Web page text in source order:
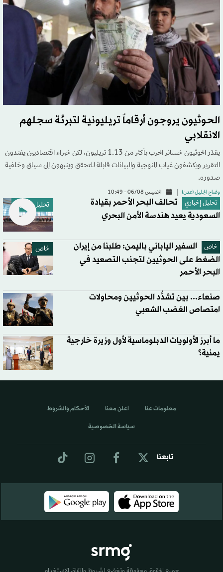
الحوثيون يروجون أرقاماً تريليونية لتبرئة سجلهم
الانقلابي
يقدّر الحوثيون خسائر الحرب بأكثر من 1.13 تريليون، لكن خبراء اقتصاديين يفندون
التقرير ويكشفون غياب المنهجية والبيانات قابلة للتحقق وينبهون إلى سياق وخلفية
صدوره.
وضاح الجليل (عدن) الخميس 06/08 - 10:49
تحليل إخباري تحليل إخباري
تحالف البحر الأحمر بقيادة
السعودية يعيد هندسة الأمن البحري
خاص خاص
السفير الياباني باليمن: طلبنا من إيران
الضغط على الحوثيين لتجنب التصعيد في
البحر الأحمر
صنعاء... بين تشدُّد الحوثيين ومحاولات
امتصاص الغضب الشعبي
ما أبرز الأولويات الدبلوماسية لأول وزيرة خارجية
يمنية؟
تابعنا
معلومات عنا اعلن معنا الأحكام والشروط
سياسة الخصوصية